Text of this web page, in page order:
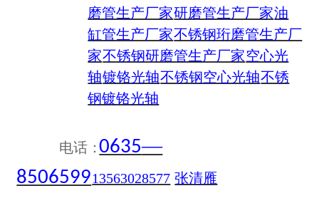
磨管生产厂家研磨管生产厂家油
缸管生产厂家不锈钢珩磨管生产厂
家不锈钢研磨管生产厂家空心光
轴镀铬光轴不锈钢空心光轴不锈
钢镀铬光轴
电话：0635—
850659913563028577 张清雁